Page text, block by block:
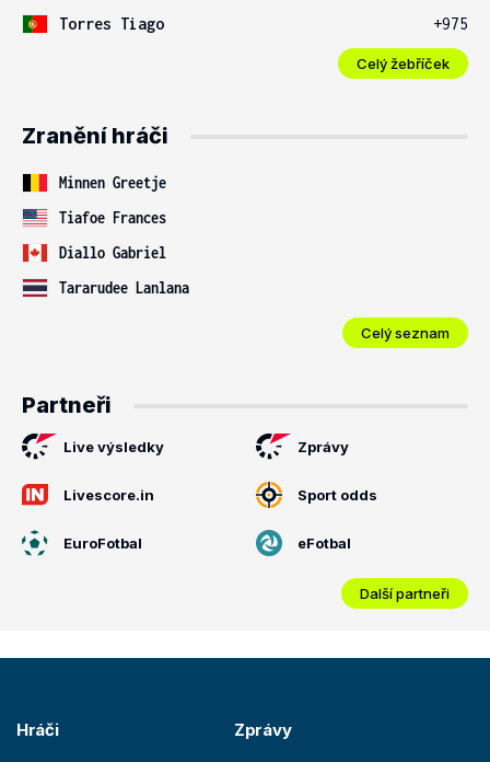
Torres Tiago
+975
Celý žebříček
Zranění hráči
Minnen Greetje
Tiafoe Frances
Diallo Gabriel
Tararudee Lanlana
Celý seznam
Partneři
Live výsledky Zprávy
Livescore.in Sport odds
EuroFotbal eFotbal
Další partneři
Hráči Zprávy